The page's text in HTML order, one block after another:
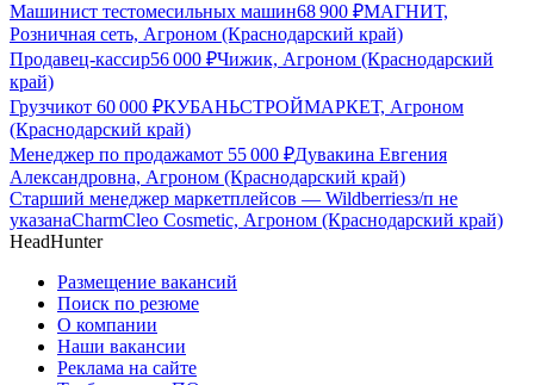
Машинист тестомесильных машин68 900 ₽МАГНИТ,
Розничная сеть, Агроном (Краснодарский край)
Продавец-кассир56 000 ₽Чижик, Агроном (Краснодарский
край)
Грузчикот 60 000 ₽КУБАНЬСТРОЙМАРКЕТ, Агроном
(Краснодарский край)
Менеджер по продажамот 55 000 ₽Дувакина Евгения
Александровна, Агроном (Краснодарский край)
Старший менеджер маркетплейсов — Wildberriesз/п не
указанаCharmCleo Cosmetic, Агроном (Краснодарский край)
HeadHunter
Размещение вакансий
Поиск по резюме
О компании
Наши вакансии
Реклама на сайте